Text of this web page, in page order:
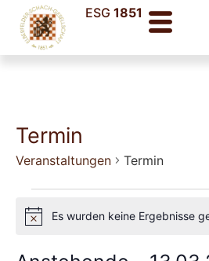
ESG1851
Termin
Veranstaltungen Termin
HinweisEs wurden keine Ergebnisse